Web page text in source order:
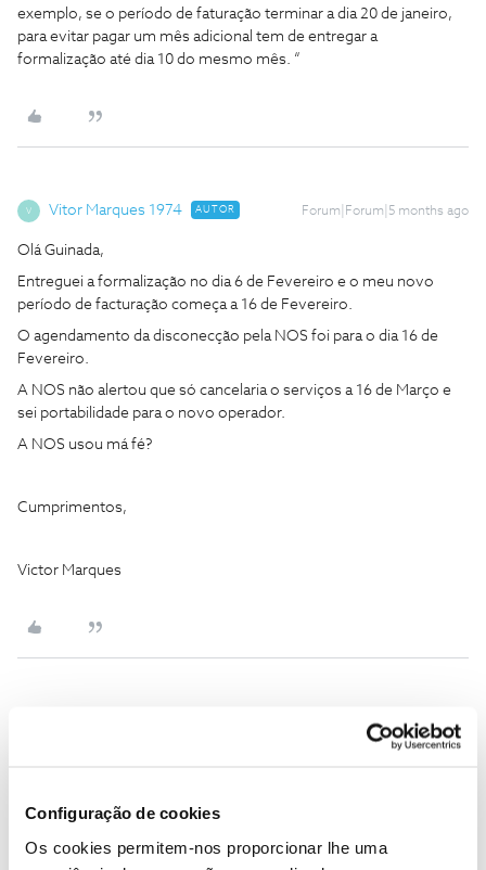
Configuração de cookies
Os cookies permitem-nos proporcionar lhe uma
exemplo, se o período de faturação terminar a dia 20 de janeiro,
para evitar pagar um mês adicional tem de entregar a
formalização até dia 10 do mesmo mês. “
V Vitor Marques 1974 AUTOR Forum|Forum|5 months ago
Olá Guinada,
Entreguei a formalização no dia 6 de Fevereiro e o meu novo
período de facturação começa a 16 de Fevereiro.
O agendamento da disconecção pela NOS foi para o dia 16 de
Fevereiro.
A NOS não alertou que só cancelaria o serviços a 16 de Março e
sei portabilidade para o novo operador.
A NOS usou má fé?
Cumprimentos,
Victor Marques
Forum|Forum|5 months ago
Para podermos verificar a sua situação, envie-nos, por favor, uma
mensagem privada através do perfil ​@Fórum
com o NIF